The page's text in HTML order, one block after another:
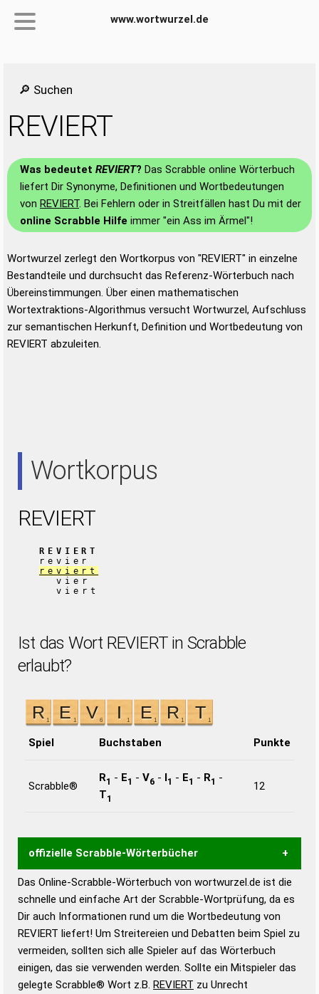
www.wortwurzel.de
🔎 Suchen
REVIERT
Was bedeutet REVIERT? Das Scrabble online Wörterbuch
liefert Dir Synonyme, Definitionen und Wortbedeutungen
von REVIERT. Bei Fehlern oder in Streitfällen hast Du mit der
online Scrabble Hilfe immer "ein Ass im Ärmel"!
Wortwurzel zerlegt den Wortkorpus von "REVIERT" in einzelne
Bestandteile und durchsucht das Referenz-Wörterbuch nach
Übereinstimmungen. Über einen mathematischen
Wortextraktions-Algorithmus versucht Wortwurzel, Aufschluss
zur semantischen Herkunft, Definition und Wortbedeutung von
REVIERT abzuleiten.
Wortkorpus
REVIERT
REVIERT
revier
reviert
vier
viert
Ist das Wort REVIERT in Scrabble
erlaubt?
Spiel Buchstaben Punkte
Scrabble®
R1 - E1 - V6 - I1 - E1 - R1 -
T1
12
offizielle Scrabble-Wörterbücher
Wortwurzel liefert mit Hilfe eines semantischen
Wortanalyse-Algorithmus gute Anhaltspunkte zu
Wortbedeutung, Worttrennung und Wortform, um die
Gültigkeit eines Wortes für das Scrabble-Spiel zu
bestimmen!
zugelassene Turnier Scrabble-
Wörterbücher sind:
Das Online-Scrabble-Wörterbuch von wortwurzel.de ist die
schnelle und einfache Art der Scrabble-Wortprüfung, da es
Dir auch Informationen rund um die Wortbedeutung von
REVIERT liefert! Um Streitereien und Debatten beim Spiel zu
vermeiden, sollten sich alle Spieler auf das Wörterbuch
einigen, das sie verwenden werden. Sollte ein Mitspieler das
gelegte Scrabble® Wort z.B. REVIERT zu Unrecht